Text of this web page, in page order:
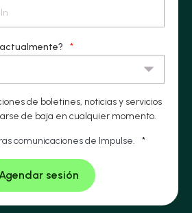
*
de boletines, noticias y servicios
de baja en cualquier momento.
comunicaciones de Impulse. *